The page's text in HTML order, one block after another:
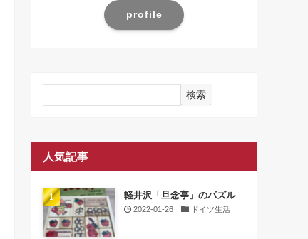
profile
検索
人気記事
軽井沢「旦念亭」のパズル
2022-01-26 ドイツ生活